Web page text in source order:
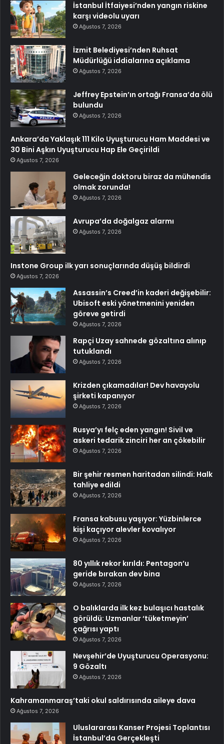
İstanbul İtfaiyesi’nden yangın riskine
karşı videolu uyarı
Ağustos 7, 2026
İzmit Belediyesi’nden Ruhsat
Müdürlüğü iddialarına açıklama
Ağustos 7, 2026
Jeffrey Epstein’ın ortağı Fransa’da ölü
bulundu
Ağustos 7, 2026
Ankara’da Yaklaşık 111 Kilo Uyuşturucu Ham Maddesi ve
30 Bini Aşkın Uyuşturucu Hap Ele Geçirildi
Ağustos 7, 2026
Geleceğin doktoru biraz da mühendis
olmak zorunda!
Ağustos 7, 2026
Avrupa’da doğalgaz alarmı
Ağustos 7, 2026
Instone Group ilk yarı sonuçlarında düşüş bildirdi
Ağustos 7, 2026
Assassin’s Creed’in kaderi değişebilir:
Ubisoft eski yönetmenini yeniden
göreve getirdi
Ağustos 7, 2026
Rapçi Uzay sahnede gözaltına alınıp
tutuklandı
Ağustos 7, 2026
Krizden çıkamadılar! Dev havayolu
şirketi kapanıyor
Ağustos 7, 2026
Rusya’yı felç eden yangın! Sivil ve
askeri tedarik zinciri her an çökebilir
Ağustos 7, 2026
Bir şehir resmen haritadan silindi: Halk
tahliye edildi
Ağustos 7, 2026
Fransa kabusu yaşıyor: Yüzbinlerce
kişi kaçıyor alevler kovalıyor
Ağustos 7, 2026
80 yıllık rekor kırıldı: Pentagon’u
geride bırakan dev bina
Ağustos 7, 2026
O balıklarda ilk kez bulaşıcı hastalık
görüldü: Uzmanlar ‘tüketmeyin’
çağrısı yaptı
Ağustos 7, 2026
Nevşehir’de Uyuşturucu Operasyonu:
9 Gözaltı
Ağustos 7, 2026
Kahramanmaraş’taki okul saldırısında aileye dava
Ağustos 7, 2026
Uluslararası Kanser Projesi Toplantısı
İstanbul’da Gerçekleşti